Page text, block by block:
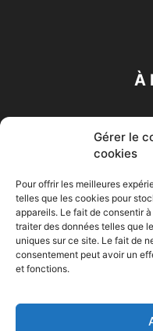
Gérer le
cookies
Pour offrir les meilleures
telles que les cookies pour
appareils. Le fait de consentir
traiter des données telles que
uniques sur ce site. Le fait de
consentement peut avoir un
et fonctions.
À
Accueil Economie
Maghreb